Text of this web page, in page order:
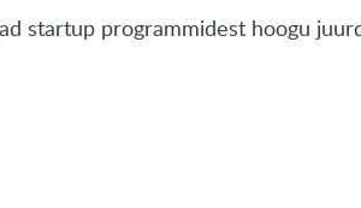
startup programmidest hoogu